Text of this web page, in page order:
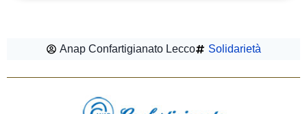
Anap Confartigianato Lecco Solidarietà